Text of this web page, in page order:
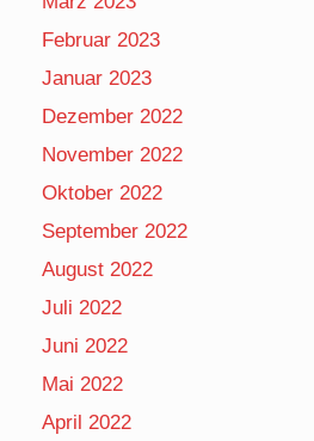
Februar 2023
Januar 2023
Dezember 2022
November 2022
Oktober 2022
September 2022
August 2022
Juli 2022
Juni 2022
Mai 2022
April 2022